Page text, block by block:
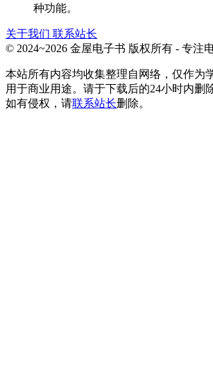
种功能。
关于我们 联系站长
© 2024~2026 金屋电子书 版权所有 - 专注
本站所有内容均收集整理自网络，仅作为
用于商业用途。请于下载后的24小时内删
如有侵权，请联系站长删除。